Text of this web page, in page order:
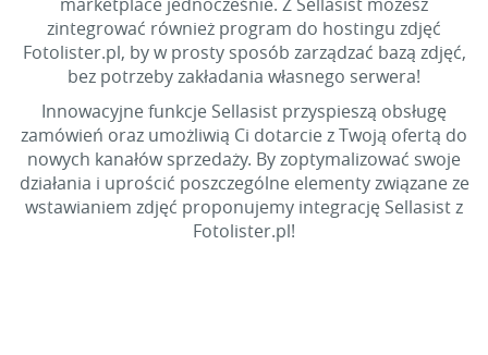
zintegrować również program do hostingu zdjęć
Fotolister.pl, by w prosty sposób zarządzać bazą zdjęć,
bez potrzeby zakładania własnego serwera!
Innowacyjne funkcje Sellasist przyspieszą obsługę
zamówień oraz umożliwią Ci dotarcie z Twoją ofertą do
nowych kanałów sprzedaży. By zoptymalizować swoje
działania i uprościć poszczególne elementy związane ze
wstawianiem zdjęć proponujemy integrację Sellasist z
Fotolister.pl!